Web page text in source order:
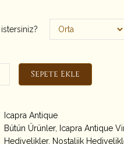
Sepete Ekle
Icapra Antique
Bütün Ürünler,
Icapra Antique
Hediyelikler, Nostaljik